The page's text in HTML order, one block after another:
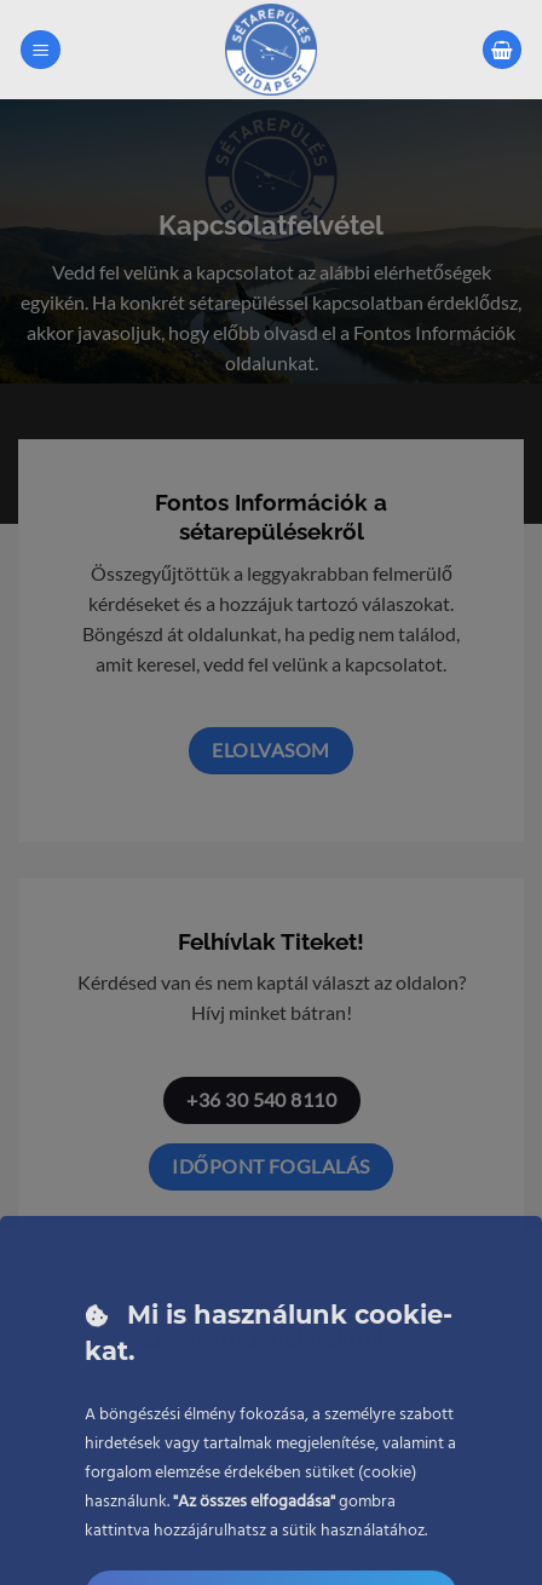
content
Kapcsolatfelvétel
Vedd fel velünk a kapcsolatot az alábbi elérhetőségek
egyikén. Ha konkrét sétarepüléssel kapcsolatban érdeklődsz,
akkor javasoljuk, hogy előbb olvasd el a Fontos Információk
oldalunkat.
Fontos Információk a
sétarepülésekről
Összegyűjtöttük a leggyakrabban felmerülő
kérdéseket és a hozzájuk tartozó válaszokat.
Böngészd át oldalunkat, ha pedig nem találod,
amit keresel, vedd fel velünk a kapcsolatot.
ELOLVASOM
Felhívlak Titeket!
Kérdésed van és nem kaptál választ az oldalon?
Hívj minket bátran!
+36 30 540 8110
IDŐPONT FOGLALÁS
Email címünk:uh.tsepadubseluperates@ofni
Mi is használunk cookie-
kat.
A böngészési élmény fokozása, a személyre szabott
hirdetések vagy tartalmak megjelenítése, valamint a
forgalom elemzése érdekében sütiket (cookie)
használunk."Az összes elfogadása"gombra
kattintva hozzájárulhatsz a sütik használatához.